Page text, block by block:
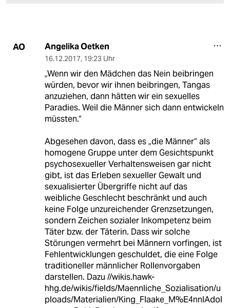
AO Angelika Oetken
16.12.2017, 19:23 Uhr
„Wenn wir den Mädchen das Nein beibringen
würden, bevor wir ihnen beibringen, Tangas
anzuziehen, dann hätten wir ein sexuelles
Paradies. Weil die Männer sich dann entwickeln
müssten.“
Abgesehen davon, dass es „die Männer“ als
homogene Gruppe unter dem Gesichtspunkt
psychosexueller Verhaltensweisen gar nicht
gibt, ist das Erleben sexueller Gewalt und
sexualisierter Übergriffe nicht auf das
weibliche Geschlecht beschränkt und auch
keine Folge unzureichender Grenzsetzungen,
sondern Zeichen sozialer Inkompetenz beim
Täter bzw. der Täterin. Dass wir solche
Störungen vermehrt bei Männern vorfingen, ist
Fehlentwicklungen geschuldet, die eine Folge
traditioneller männlicher Rollenvorgaben
darstellen. Dazu //wikis.hawk-
hhg.de/wikis/fields/Maennliche_Sozialisation/u
ploads/Materialien/King_Flaake_M%E4nnlAdol